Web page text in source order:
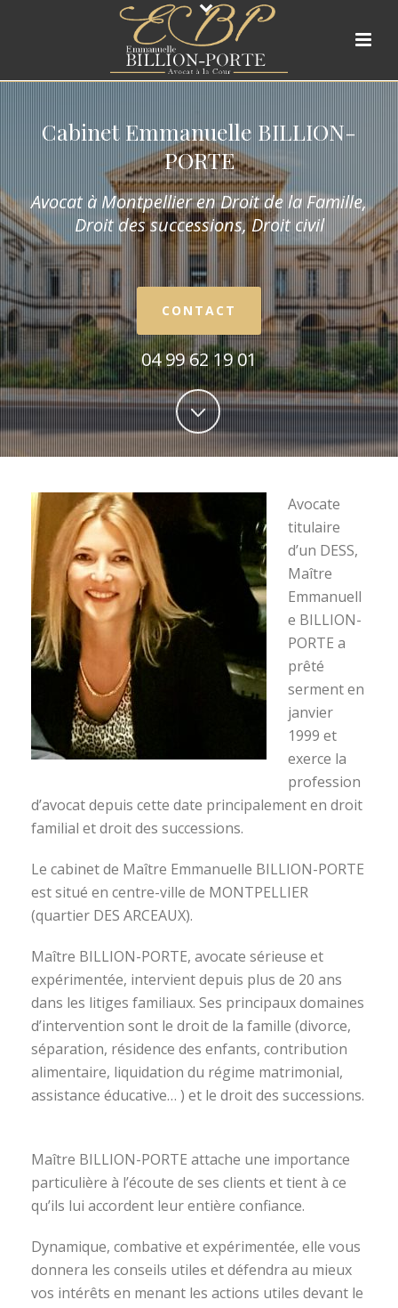
Cabinet Emmanuelle BILLION-
PORTE
Avocat à Montpellier en Droit de la Famille,
Droit des successions, Droit civil
CONTACT
04 99 62 19 01
Avocate
titulaire
d’un DESS,
Maître
Emmanuell
e BILLION-
PORTE a
prêté
serment en
janvier
1999 et
exerce la
profession
d’avocat depuis cette date principalement en droit
familial et droit des successions.
Le cabinet de Maître Emmanuelle BILLION-PORTE
est situé en centre-ville de MONTPELLIER
(quartier DES ARCEAUX).
Maître BILLION-PORTE, avocate sérieuse et
expérimentée, intervient depuis plus de 20 ans
dans les litiges familiaux. Ses principaux domaines
d’intervention sont le droit de la famille (divorce,
séparation, résidence des enfants, contribution
alimentaire, liquidation du régime matrimonial,
assistance éducative… ) et le droit des successions.
Maître BILLION-PORTE attache une importance
particulière à l’écoute de ses clients et tient à ce
qu’ils lui accordent leur entière confiance.
Dynamique, combative et expérimentée, elle vous
donnera les conseils utiles et défendra au mieux
vos intérêts en menant les actions utiles devant le